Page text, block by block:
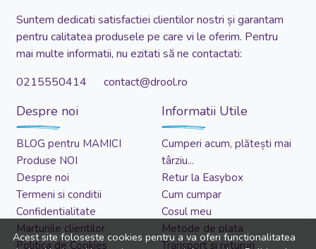
Acest site foloseste cookies pentru a va oferi functionalitatea
Suntem dedicati satisfactiei clientilor nostri și garantam
pentru calitatea produsele pe care vi le oferim. Pentru
mai multe informatii, nu ezitati să ne contactati:
0215550414 contact@drool.ro
Despre noi
BLOG pentru MAMICI
Produse NOI
Despre noi
Termeni si conditii
Confidentialitate
Marturiile clientilor
Politica de Cookies
Informatii Utile
Cumperi acum, plătești mai
târziu...
Retur la Easybox
Cum cumpar
Cosul meu
Metode de plata
Transport si retururi